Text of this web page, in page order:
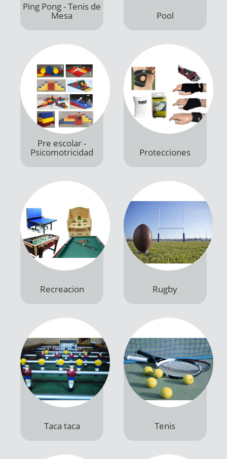
Productos
Pre escolar -
Psicomotricidad
Productos
Protecciones
Productos
Recreacion
Productos
Rugby
Productos
Taca taca
Productos
Tenis